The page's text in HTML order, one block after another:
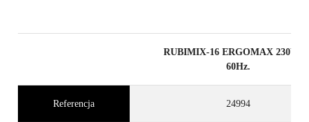
RUBIMIX-16 ERGOMAX 230V
60Hz.
Referencja 24994